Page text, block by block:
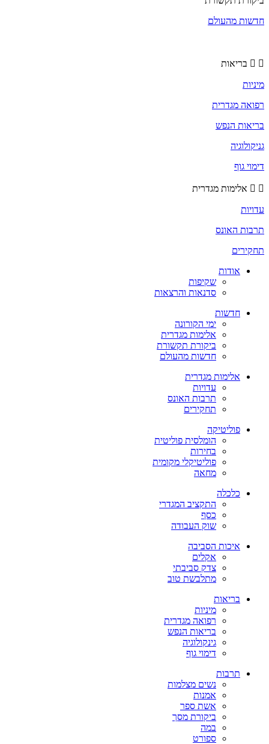
חדשות מהעולם
בריאות
מיניות
רפואה מגדרית
בריאות הנפש
גניקולוגיה
דימוי גוף
אלימות מגדרית
עדויות
תרבות האונס
תחקירים
אודות
שקיפות
סדנאות והרצאות
חדשות
ימי הקורונה
אלימות מגדרית
ביקורת תקשורת
חדשות מהעולם
אלימות מגדרית
עדויות
תרבות האונס
תחקירים
פוליטיקה
הומלסית פוליטית
בחירות
פוליטיקלי מקומית
מחאה
כלכלה
התקציב המגדרי
כסף
שוק העבודה
איכות הסביבה
אקלים
צדק סביבתי
מתלבשת טוב
בריאות
מיניות
רפואה מגדרית
בריאות הנפש
גינקולוגיה
דימוי גוף
תרבות
נשים מצלמות
אמנות
אשת ספר
ביקורת מסך
במה
ספורט